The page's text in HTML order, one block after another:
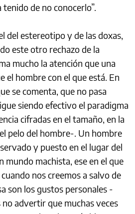
de no conocerlo”.
del estereotipo y de las doxas,
este otro rechazo de la
mucho la atención que una
el hombre con el que está. En
se comenta, que no pasa
siendo efectivo el paradigma
cifradas en el tamaño, en la
pelo del hombre-. Un hombre
y puesto en el lugar del
mundo machista, ese en el que
nos creemos a salvo de
son los gustos personales -
advertir que muchas veces